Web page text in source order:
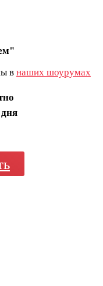
в наших шоурумах